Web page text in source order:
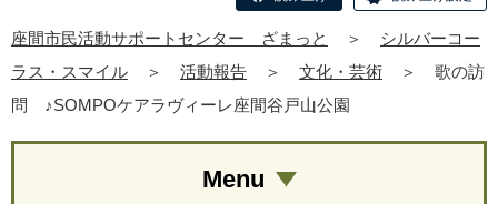
座間市民活動サポートセンター ざまっと ＞
シルバーコー
ラス・スマイル
＞ 活動報告 ＞ 文化・芸術 ＞
歌の訪
問 ♪SOMPOケアラヴィーレ座間谷戸山公園
Menu